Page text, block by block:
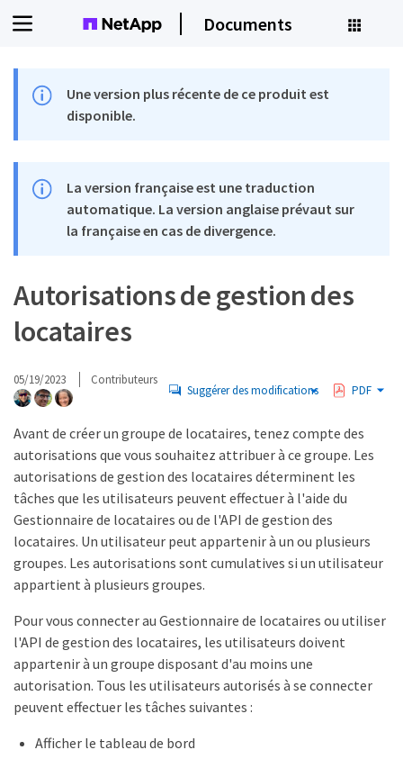
Documents
Une version plus récente de ce produit est
disponible.
La version française est une traduction
automatique. La version anglaise prévaut sur
la française en cas de divergence.
Autorisations de gestion des
locataires
05/19/2023 Contributeurs
Suggérer des modifications PDF
Avant de créer un groupe de locataires, tenez compte des
autorisations que vous souhaitez attribuer à ce groupe. Les
autorisations de gestion des locataires déterminent les
tâches que les utilisateurs peuvent effectuer à l'aide du
Gestionnaire de locataires ou de l'API de gestion des
locataires. Un utilisateur peut appartenir à un ou plusieurs
groupes. Les autorisations sont cumulatives si un utilisateur
appartient à plusieurs groupes.
Pour vous connecter au Gestionnaire de locataires ou utiliser
l'API de gestion des locataires, les utilisateurs doivent
appartenir à un groupe disposant d'au moins une
autorisation. Tous les utilisateurs autorisés à se connecter
peuvent effectuer les tâches suivantes :
Afficher le tableau de bord